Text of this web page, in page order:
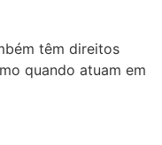
têm direitos
quando atuam em